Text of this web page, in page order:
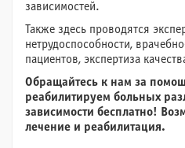
зависимостей.
Также здесь проводятся
нетрудоспособности,
пациентов, экспертиза
Обращайтесь к нам за
реабилитируем больных
зависимости бесплатно!
лечение и реабилитация.